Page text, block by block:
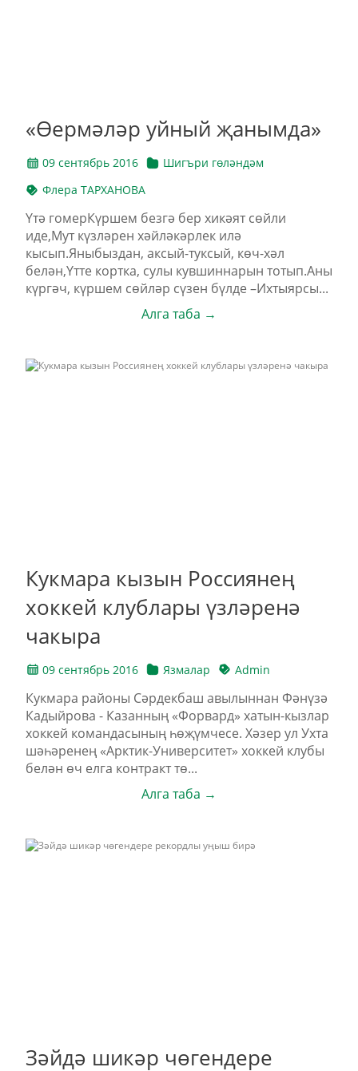
«Өермәләр уйный җанымда»
09 сентябрь 2016
Шигъри гөләндәм
Флера ТАРХАНОВА
Үтә гомерКүршем безгә бер хикәят сөйли
иде,Мут күзләрен хәйләкәрлек илә
кысып.Яныбыздан, аксый-туксый, көч-хәл
белән,Үтте кортка, сулы кувшиннарын тотып.Аны
күргәч, күршем сөйләр сүзен бүлде –Ихтыярсы...
Алга таба →
Кукмара кызын Россиянең
хоккей клублары үзләренә
чакыра
09 сентябрь 2016 Язмалар Admin
Кукмара районы Сәрдекбаш авылыннан Фәнүзә
Кадыйрова - Казанның «Форвард» хатын-кызлар
хоккей командасының һөҗүмчесе. Хәзер ул Ухта
шәһәренең «Арктик-Университет» хоккей клубы
белән өч елга контракт тө...
Алга таба →
Зәйдә шикәр чөгендере